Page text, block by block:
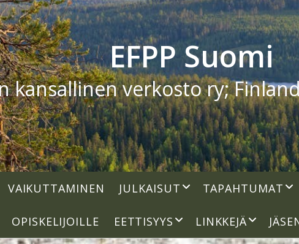
EFPP Suomi
kansallinen verkosto ry;
VAIKUTTAMINEN JULKAISUT open
dropdownTAPAHTUMAT
OPISKELIJOILLE EETTISYYS open
dropdown
menu
LINKKEJÄ open
dropdown
menu